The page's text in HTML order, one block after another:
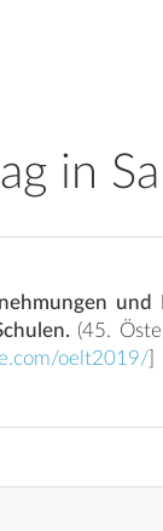
in
oelt2019/